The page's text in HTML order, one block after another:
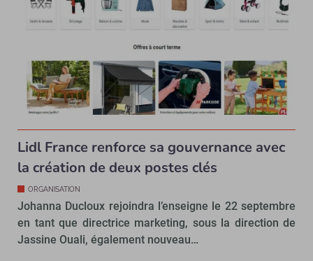
Lidl France renforce sa gouvernance avec
la création de deux postes clés
ORGANISATION
Johanna Ducloux rejoindra l’enseigne le 22 septembre
en tant que directrice marketing, sous la direction de
Jassine Ouali, également nouveau…